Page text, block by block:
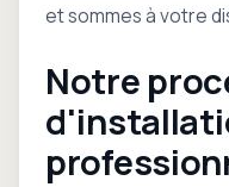
et sommes à votre
Notre